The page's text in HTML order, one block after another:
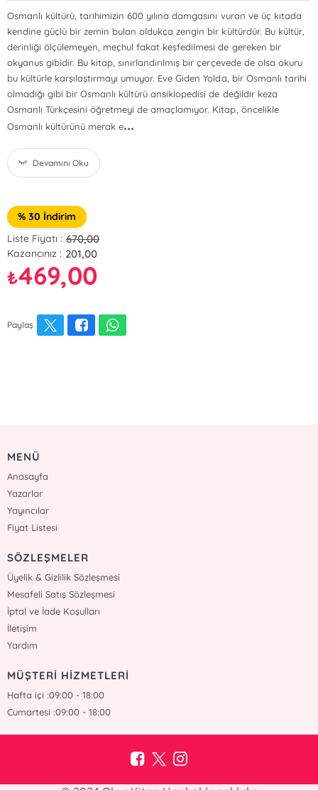
Osmanlı kültürü, tarihimizin 600 yılına damgasını vuran ve üç kıtada
kendine güçlü bir zemin bulan oldukça zengin bir kültürdür. Bu kültür,
derinliği ölçülemeyen, meçhul fakat keşfedilmesi de gereken bir
okyanus gibidir. Bu kitap, sınırlandırılmış bir çerçevede de olsa okuru
bu kültürle karşılaştırmayı umuyor. Eve Giden Yolda, bir Osmanlı tarihi
olmadığı gibi bir Osmanlı kültürü ansiklopedisi de değildir keza
Osmanlı Türkçesini öğretmeyi de amaçlamıyor. Kitap, öncelikle
Osmanlı kültürünü merak e...
Devamını Oku
% 30 İndirim
Liste Fiyatı : 670,00
Kazancınız : 201,00
₺469,00
Paylaş
MENÜ
Anasayfa
Yazarlar
Yayıncılar
Fiyat Listesi
SÖZLEŞMELER
Üyelik & Gizlilik Sözleşmesi
Mesafeli Satış Sözleşmesi
İptal ve İade Koşulları
İletişim
Yardım
MÜŞTERİ HİZMETLERİ
Hafta içi :09:00 - 18:00
Cumartesi :09:00 - 18:00